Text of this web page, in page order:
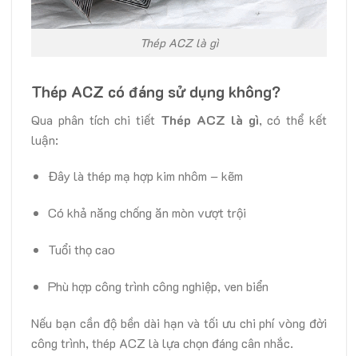
Thép ACZ là gì
Thép ACZ có đáng sử dụng không?
Qua phân tích chi tiết Thép ACZ là gì, có thể kết
luận:
Đây là thép mạ hợp kim nhôm – kẽm
Có khả năng chống ăn mòn vượt trội
Tuổi thọ cao
Phù hợp công trình công nghiệp, ven biển
Nếu bạn cần độ bền dài hạn và tối ưu chi phí vòng đời
công trình, thép ACZ là lựa chọn đáng cân nhắc.